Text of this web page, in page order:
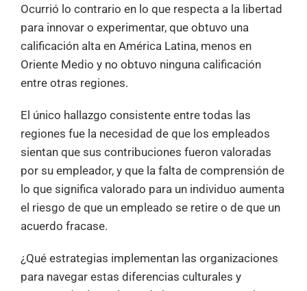
Ocurrió lo contrario en lo que respecta a la libertad
para innovar o experimentar, que obtuvo una
calificación alta en América Latina, menos en
Oriente Medio y no obtuvo ninguna calificación
entre otras regiones.
El único hallazgo consistente entre todas las
regiones fue la necesidad de que los empleados
sientan que sus contribuciones fueron valoradas
por su empleador, y que la falta de comprensión de
lo que significa valorado para un individuo aumenta
el riesgo de que un empleado se retire o de que un
acuerdo fracase.
¿Qué estrategias implementan las organizaciones
para navegar estas diferencias culturales y